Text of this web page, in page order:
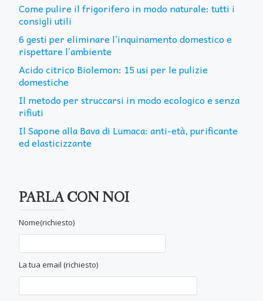
Come pulire il frigorifero in modo naturale: tutti i
consigli utili
6 gesti per eliminare l’inquinamento domestico e
rispettare l’ambiente
Acido citrico Biolemon: 15 usi per le pulizie
domestiche
Il metodo per struccarsi in modo ecologico e senza
rifiuti
Il Sapone alla Bava di Lumaca: anti-età, purificante
ed elasticizzante
PARLA CON NOI
Nome(richiesto)
La tua email (richiesto)